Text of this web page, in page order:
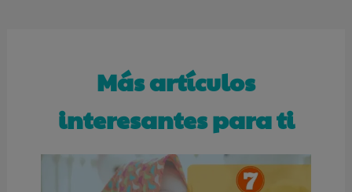
Más artículos
interesantes para ti